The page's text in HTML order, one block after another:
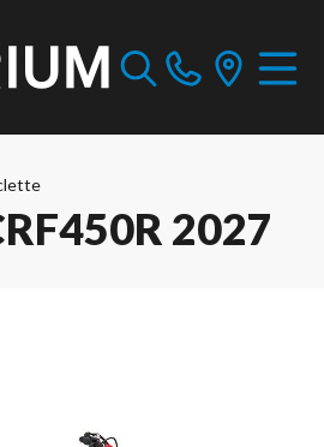
2027